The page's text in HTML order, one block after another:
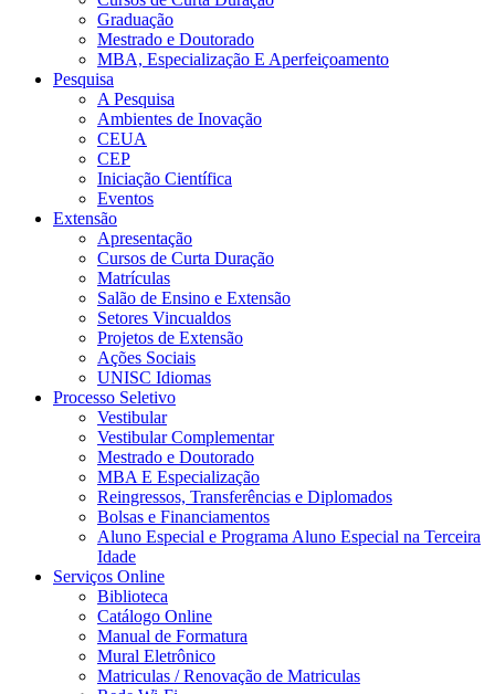
Graduação
Mestrado e Doutorado
MBA, Especialização E Aperfeiçoamento
Pesquisa
A Pesquisa
Ambientes de Inovação
CEUA
CEP
Iniciação Científica
Eventos
Extensão
Apresentação
Cursos de Curta Duração
Matrículas
Salão de Ensino e Extensão
Setores Vincualdos
Projetos de Extensão
Ações Sociais
UNISC Idiomas
Processo Seletivo
Vestibular
Vestibular Complementar
Mestrado e Doutorado
MBA E Especialização
Reingressos, Transferências e Diplomados
Bolsas e Financiamentos
Aluno Especial e Programa Aluno Especial na Terceira
Idade
Serviços Online
Biblioteca
Catálogo Online
Manual de Formatura
Mural Eletrônico
Matriculas / Renovação de Matriculas